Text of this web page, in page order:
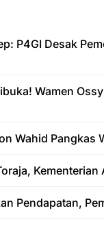
P4GI Desak
Wamen
Wahid Pangkas
Pendapatan,